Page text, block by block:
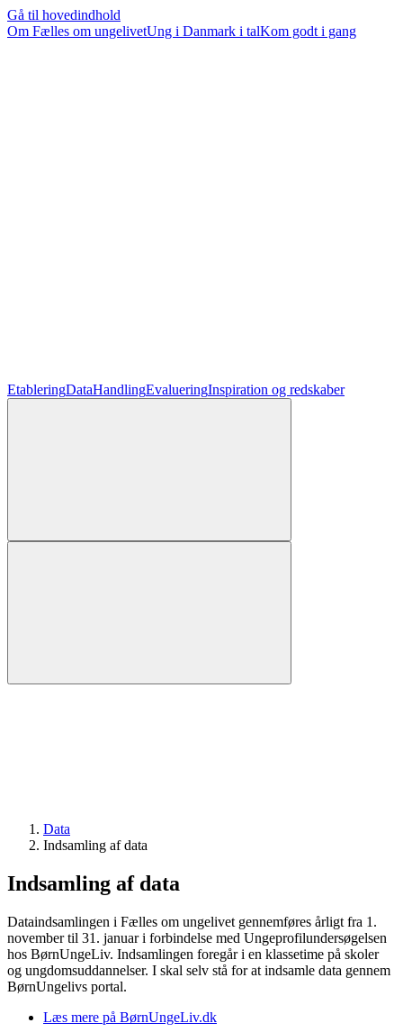
Gå til hovedindhold
Om Fælles om ungelivetUng i Danmark i talKom godt i gang
EtableringDataHandlingEvalueringInspiration og redskaber
Data
Indsamling af data
Indsamling af data
Dataindsamlingen i Fælles om ungelivet gennemføres årligt fra 1.
november til 31. januar i forbindelse med Ungeprofilundersøgelsen
hos BørnUngeLiv. Indsamlingen foregår i en klassetime på skoler
og ungdomsuddannelser. I skal selv stå for at indsamle data gennem
BørnUngelivs portal.
Læs mere på BørnUngeLiv.dk